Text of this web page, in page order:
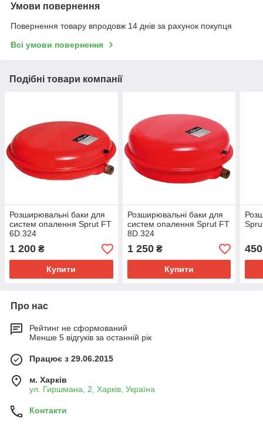
ЛАД ОФОРМЛЕННЯ ЗАМОВЛЕННЯ:
Заявка через сайт або за
Зворотний зв'язок від наших
менеджерів
Відсилання товару або самовитяг
із нашого магазину
Умови повернення
Повернення товару впродовж 14 днів за рахунок покупця
Всі умови повернення
Подібні товари компанії
Розширювальні баки для
систем опалення Sprut FT
6D.324
1 200 ₴
Купити
Розширювальні баки для
систем опалення Sprut FT
8D.324
1 250₴
Купити
450
Про нас
Рейтинг не сформований
Менше 5 відгуків за останній рік
Працює з 29.06.2015
м. Харків
ул. Гиршмана, 2, Харків, Україна
Контакти